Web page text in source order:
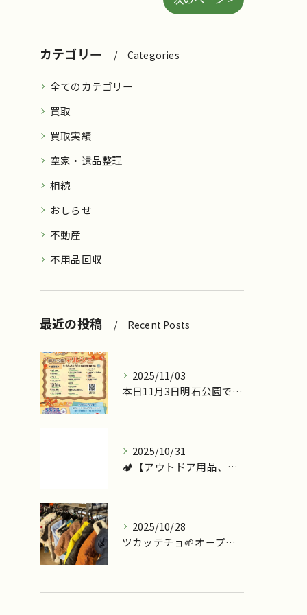
カテゴリー Categories
全てのカテゴリー
買取
買取実績
空家・遺品整理
相続
おしらせ
不動産
不用品回収
最近の投稿 Recent Posts
2025/11/03
本日11月3日明石公園で『ツカッテチョ』&『モッテコリン』で...
2025/10/31
🏕️【アウトドア用品、今こそ見直しませんか？】
2025/10/28
ツカッテチョ🌱オープンまであと少し💪